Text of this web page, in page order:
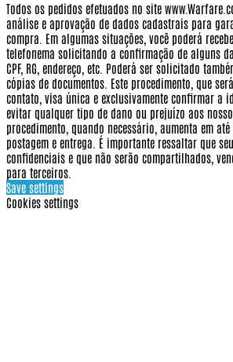
Todos os pedidos efetuados no site
análise e aprovação de dados cadastrais para
compra. Em algumas situações, você poderá
telefonema solicitando a confirmação de alguns
CPF, RG, endereço, etc. Poderá ser solicitado
cópias de documentos. Este procedimento, que
contato, visa única e exclusivamente confirmar a
evitar qualquer tipo de dano ou prejuízo aos
procedimento, quando necessário, aumenta em
postagem e entrega. É importante ressaltar que
confidenciais e que não serão compartilhados,
para terceiros.
Save settings
Cookies settings